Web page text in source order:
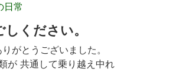
日常
ください。
がとうございました。
が 共通して乗り越え中れ